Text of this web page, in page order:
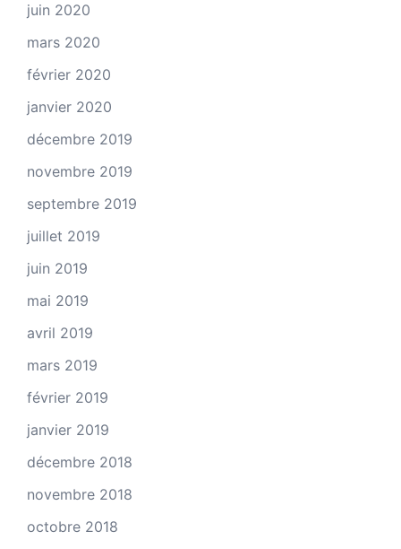
juin 2020
mars 2020
février 2020
janvier 2020
décembre 2019
novembre 2019
septembre 2019
juillet 2019
juin 2019
mai 2019
avril 2019
mars 2019
février 2019
janvier 2019
décembre 2018
novembre 2018
octobre 2018